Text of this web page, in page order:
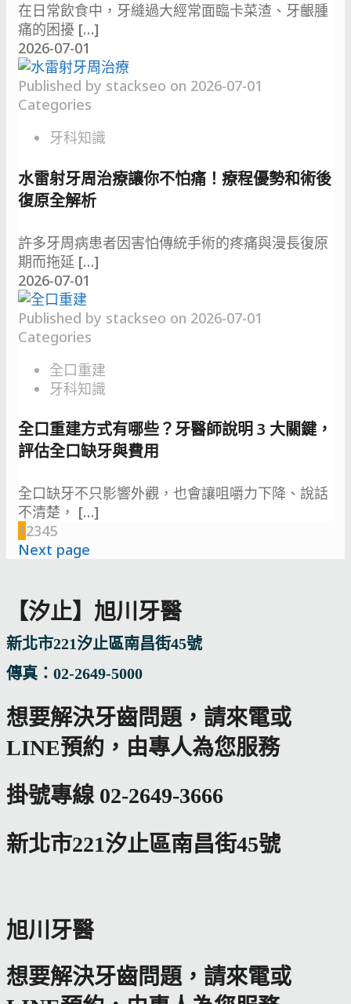
在日常飲食中，牙縫過大經常面臨卡菜渣、牙齦腫
痛的困擾 […]
2026-07-01
Published by stackseo on 2026-07-01
Categories
牙科知識
水雷射牙周治療讓你不怕痛！療程優勢和術後
復原全解析
許多牙周病患者因害怕傳統手術的疼痛與漫長復原
期而拖延 […]
2026-07-01
Published by stackseo on 2026-07-01
Categories
全口重建
牙科知識
全口重建方式有哪些？牙醫師說明 3 大關鍵，
評估全口缺牙與費用
全口缺牙不只影響外觀，也會讓咀嚼力下降、說話
不清楚， […]
12345
Next page
【汐止】旭川牙醫
新北市221汐止區南昌街45號
傳真：02-2649-5000
想要解決牙齒問題，請來電或
LINE預約，由專人為您服務
掛號專線 02-2649-3666
新北市221汐止區南昌街45號
旭川牙醫
想要解決牙齒問題，請來電或